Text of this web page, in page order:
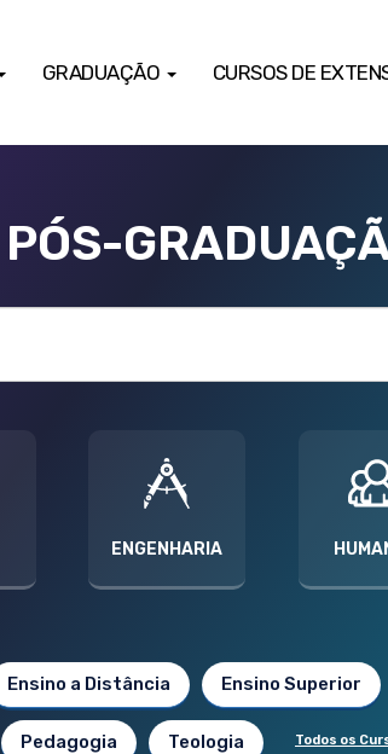
GRADUAÇÃO CURSOS DE
ENGENHARIA
Ensino a Distância Ensino Superior
Pedagogia Teologia Todos os